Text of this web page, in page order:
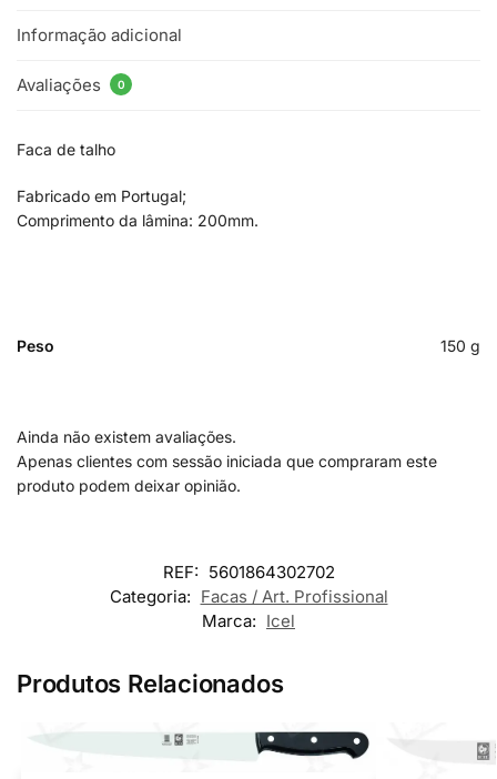
Informação adicional
Avaliações 0
Faca de talho
Fabricado em Portugal;
Comprimento da lâmina: 200mm.
Peso 150 g
Ainda não existem avaliações.
Apenas clientes com sessão iniciada que compraram este
produto podem deixar opinião.
REF: 5601864302702
Categoria: Facas / Art. Profissional
Marca: Icel
Produtos Relacionados